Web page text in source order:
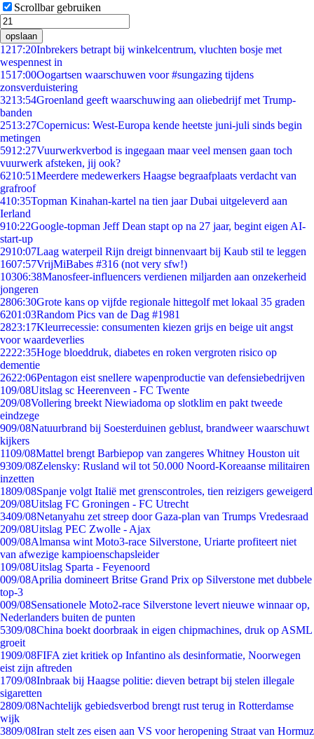
Scrollbar gebruiken
opslaan
1217:20Inbrekers betrapt bij winkelcentrum, vluchten bosje met
wespennest in
1517:00Oogartsen waarschuwen voor #sungazing tijdens
zonsverduistering
3213:54Groenland geeft waarschuwing aan oliebedrijf met Trump-
banden
2513:27Copernicus: West-Europa kende heetste juni-juli sinds begin
metingen
5912:27Vuurwerkverbod is ingegaan maar veel mensen gaan toch
vuurwerk afsteken, jij ook?
6210:51Meerdere medewerkers Haagse begraafplaats verdacht van
grafroof
410:35Topman Kinahan-kartel na tien jaar Dubai uitgeleverd aan
Ierland
910:22Google-topman Jeff Dean stapt op na 27 jaar, begint eigen AI-
start-up
2910:07Laag waterpeil Rijn dreigt binnenvaart bij Kaub stil te leggen
1607:57VrijMiBabes #316 (not very sfw!)
10306:38Manosfeer-influencers verdienen miljarden aan onzekerheid
jongeren
2806:30Grote kans op vijfde regionale hittegolf met lokaal 35 graden
6201:03Random Pics van de Dag #1981
2823:17Kleurrecessie: consumenten kiezen grijs en beige uit angst
voor waardeverlies
2222:35Hoge bloeddruk, diabetes en roken vergroten risico op
dementie
2622:06Pentagon eist snellere wapenproductie van defensiebedrijven
109/08Uitslag sc Heerenveen - FC Twente
209/08Vollering breekt Niewiadoma op slotklim en pakt tweede
eindzege
909/08Natuurbrand bij Soesterduinen geblust, brandweer waarschuwt
kijkers
1109/08Mattel brengt Barbiepop van zangeres Whitney Houston uit
9309/08Zelensky: Rusland wil tot 50.000 Noord-Koreaanse militairen
inzetten
1809/08Spanje volgt Italië met grenscontroles, tien reizigers geweigerd
209/08Uitslag FC Groningen - FC Utrecht
3409/08Netanyahu zet streep door Gaza-plan van Trumps Vredesraad
209/08Uitslag PEC Zwolle - Ajax
009/08Almansa wint Moto3-race Silverstone, Uriarte profiteert niet
van afwezige kampioenschapsleider
109/08Uitslag Sparta - Feyenoord
009/08Aprilia domineert Britse Grand Prix op Silverstone met dubbele
top-3
009/08Sensationele Moto2-race Silverstone levert nieuwe winnaar op,
Nederlanders buiten de punten
5309/08China boekt doorbraak in eigen chipmachines, druk op ASML
groeit
1909/08FIFA ziet kritiek op Infantino als desinformatie, Noorwegen
eist zijn aftreden
1709/08Inbraak bij Haagse politie: dieven betrapt bij stelen illegale
sigaretten
2809/08Nachtelijk gebiedsverbod brengt rust terug in Rotterdamse
wijk
3809/08Iran stelt zes eisen aan VS voor heropening Straat van Hormuz